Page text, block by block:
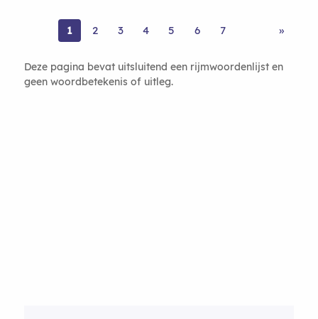
1 2 3 4 5 6 7 »
Deze pagina bevat uitsluitend een rijmwoordenlijst en
geen woordbetekenis of uitleg.